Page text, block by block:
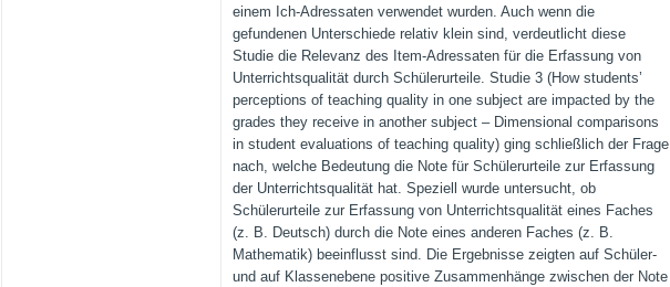
einem Ich-Adressaten verwendet wurden. Auch wenn die
gefundenen Unterschiede relativ klein sind, verdeutlicht diese
Studie die Relevanz des Item-Adressaten für die Erfassung von
Unterrichtsqualität durch Schülerurteile. Studie 3 (How students’
perceptions of teaching quality in one subject are impacted by the
grades they receive in another subject – Dimensional comparisons
in student evaluations of teaching quality) ging schließlich der Frage
nach, welche Bedeutung die Note für Schülerurteile zur Erfassung
der Unterrichtsqualität hat. Speziell wurde untersucht, ob
Schülerurteile zur Erfassung von Unterrichtsqualität eines Faches
(z. B. Deutsch) durch die Note eines anderen Faches (z. B.
Mathematik) beeinflusst sind. Die Ergebnisse zeigten auf Schüler-
und auf Klassenebene positive Zusammenhänge zwischen der Note